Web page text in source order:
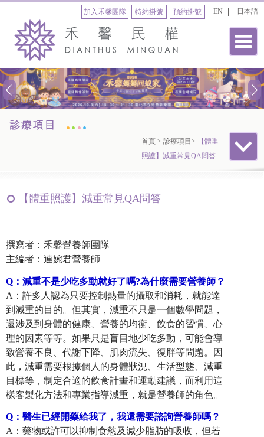
日本語
EN
加入禾馨團隊 預約掛號
特約掛號
首頁 > 診療項目 > 【體重
照護】減重常見QA問答
【體重照護】減重常見QA問答
撰寫者：禾馨營養師團隊
主編者：連婉君營養師
Q ： 減重不是少吃多動就好了嗎?為什麼需要營養師？
A：許多人認為只要控制熱量的攝取和消耗，就能達
到減重的目的。但其實，減重不只是一個數學問題，
還涉及到身體的健康、營養的均衡、飲食的習慣、心
理的因素等等。如果只是盲目地少吃多動，可能會導
致營養不良、代謝下降、肌肉流失、復胖等問題。因
此，減重需要根據個人的身體狀況、生活型態、減重
目標等，制定合適的飲食計畫和運動建議，而利用這
樣客製化方法和專業指導減重，就是營養師的角色。
Q ： 醫生已經開藥給我了，我還需要諮詢營養師嗎？
A：藥物或許可以抑制食慾及減少脂肪的吸收，但若